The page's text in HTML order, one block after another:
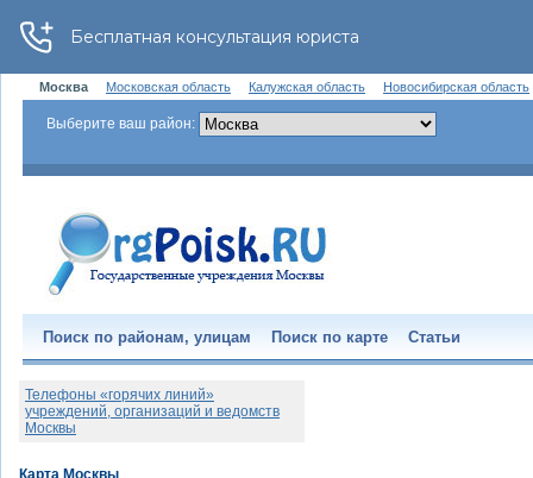
Москва Московская область Калужская область Новосибирская область
Выберите ваш район:
Поиск по районам, улицам Поиск по карте Статьи
Телефоны «горячих линий»
учреждений, организаций и ведомств
Москвы